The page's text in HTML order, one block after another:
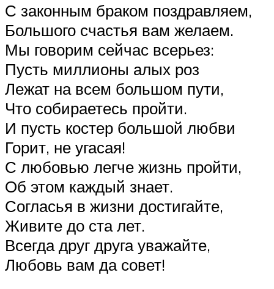
С законным браком поздравляем,
Большого счастья вам желаем.
Мы говорим сейчас всерьез:
Пусть миллионы алых роз
Лежат на всем большом пути,
Что собираетесь пройти.
И пусть костер большой любви
Горит, не угасая!
С любовью легче жизнь пройти,
Об этом каждый знает.
Согласья в жизни достигайте,
Живите до ста лет.
Всегда друг друга уважайте,
Любовь вам да совет!